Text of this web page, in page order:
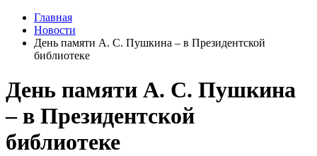
Главная
Новости
День памяти А. С. Пушкина – в Президентской
библиотеке
День памяти А. С. Пушкина
– в Президентской
библиотеке